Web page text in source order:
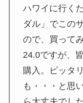
ハワイに行く
ダル」でこの
ので、買って
24.0ですが、
購入。ピッタ
も・・・と思